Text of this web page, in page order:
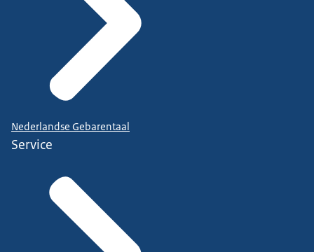
Nederlandse Gebarentaal
Service